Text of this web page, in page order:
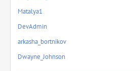
Matalya1
DevAdmin
arkasha_bortnikov
Dwayne_Johnson